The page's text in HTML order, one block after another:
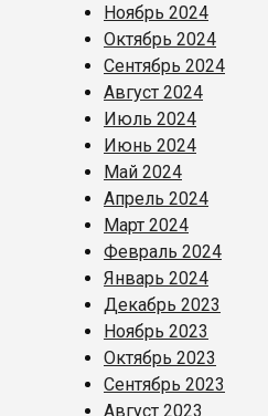
Ноябрь 2024
Октябрь 2024
Сентябрь 2024
Август 2024
Июль 2024
Июнь 2024
Май 2024
Апрель 2024
Март 2024
Февраль 2024
Январь 2024
Декабрь 2023
Ноябрь 2023
Октябрь 2023
Сентябрь 2023
Август 2023